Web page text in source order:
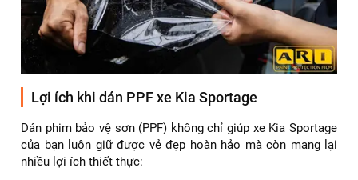
Lợi ích khi dán PPF xe Kia Sportage
Dán phim bảo vệ sơn (PPF) không chỉ giúp xe Kia Sportage
của bạn luôn giữ được vẻ đẹp hoàn hảo mà còn mang lại
nhiều lợi ích thiết thực: